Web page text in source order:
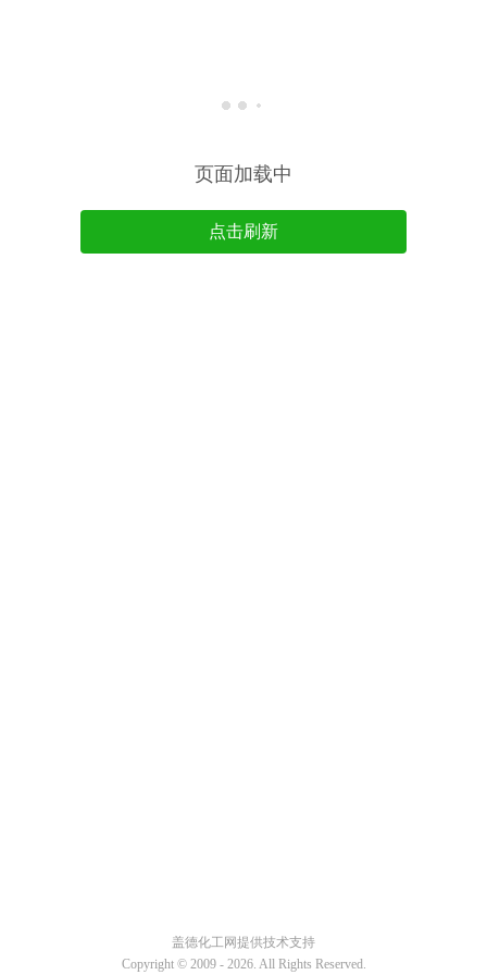
页面加载中
点击刷新
盖德化工网提供技术支持
Copyright © 2009 - 2026. All Rights Reserved.